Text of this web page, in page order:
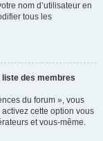
nom d’utilisateur en
tous les
liste des membres
du forum », vous
activez cette option vous
et vous-même.